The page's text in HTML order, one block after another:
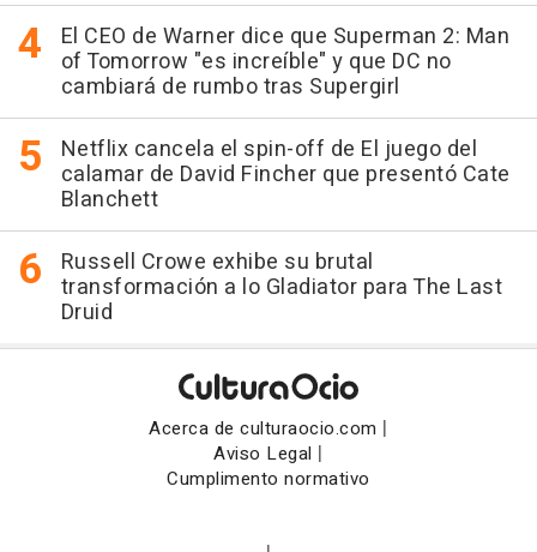
El CEO de Warner dice que Superman 2: Man
of Tomorrow "es increíble" y que DC no
cambiará de rumbo tras Supergirl
Netflix cancela el spin-off de El juego del
calamar de David Fincher que presentó Cate
Blanchett
Russell Crowe exhibe su brutal
transformación a lo Gladiator para The Last
Druid
Acerca de culturaocio.com |
Aviso Legal |
Cumplimento normativo